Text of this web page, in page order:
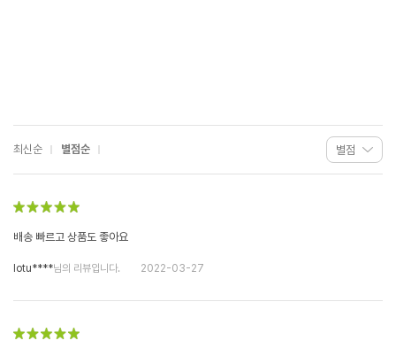
최신순 별점순
배송 빠르고 상품도 좋아요
lotu****님의 리뷰입니다. 2022-03-27